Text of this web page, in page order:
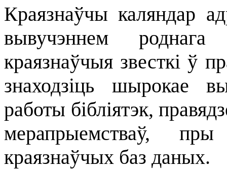
Краязнаўчы каляндар
вывучэннем
краязнаўчыя звесткі ў
знаходзіць шырокае
работы бібліятэк,
мерапрыемстваў, пры
краязнаўчых баз даных.